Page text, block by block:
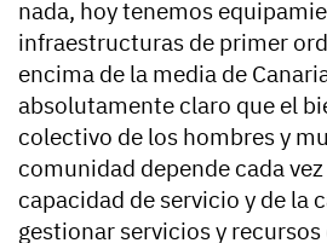
nada, hoy tenemos
infraestructuras de primer
encima de la media de
absolutamente claro que el
colectivo de los hombres y
comunidad depende cada
capacidad de servicio y de la
gestionar servicios y